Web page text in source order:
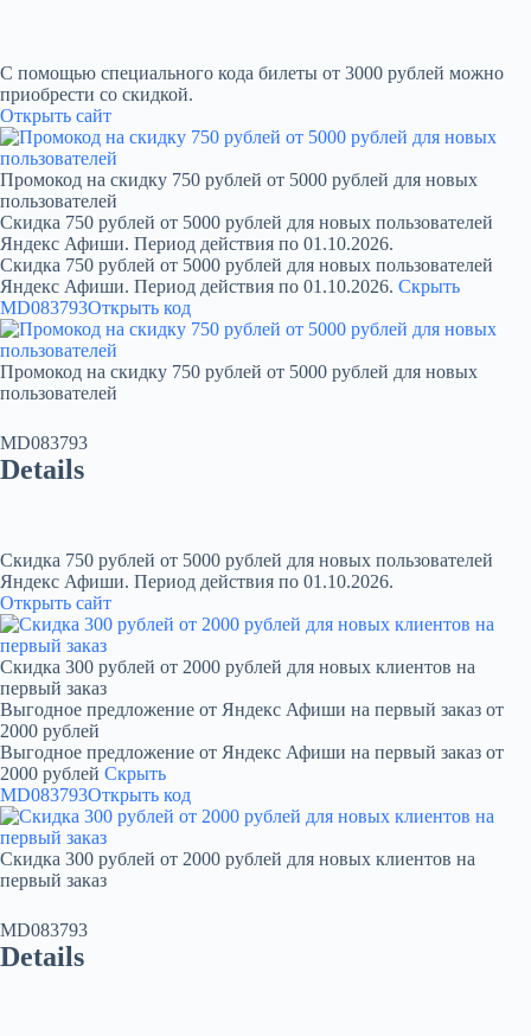
С помощью специального кода билеты от 3000 рублей можно
приобрести со скидкой.
Открыть сайт
Промокод на скидку 750 рублей от 5000 рублей для новых
пользователей
Скидка 750 рублей от 5000 рублей для новых пользователей
Яндекс Афиши. Период действия по 01.10.2026.
Скидка 750 рублей от 5000 рублей для новых пользователей
Яндекс Афиши. Период действия по 01.10.2026. Скрыть
MD083793Открыть код
Промокод на скидку 750 рублей от 5000 рублей для новых
пользователей
MD083793
Details
Скидка 750 рублей от 5000 рублей для новых пользователей
Яндекс Афиши. Период действия по 01.10.2026.
Открыть сайт
Скидка 300 рублей от 2000 рублей для новых клиентов на
первый заказ
Выгодное предложение от Яндекс Афиши на первый заказ от
2000 рублей
Выгодное предложение от Яндекс Афиши на первый заказ от
2000 рублей Скрыть
MD083793Открыть код
Скидка 300 рублей от 2000 рублей для новых клиентов на
первый заказ
MD083793
Details